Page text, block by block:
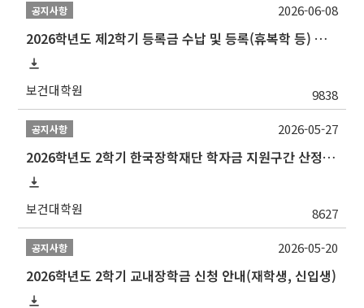
공지사항
2026학년도 제2학기 등록금 수납 및 등록(휴복학 등) 일정 안내
보건대학원 9838
2026-06-08
공지사항
2026학년도 2학기 한국장학재단 학자금 지원구간 산정 신청 안내
보건대학원 8627
2026-05-27
공지사항
2026학년도 2학기 교내장학금 신청 안내(재학생, 신입생)
2026-05-20